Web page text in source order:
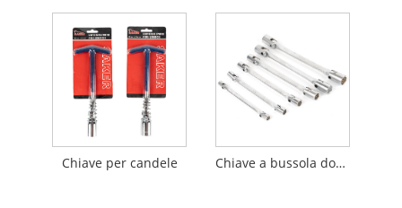
Chiave per candele Chiave a bussola doppia flessibile